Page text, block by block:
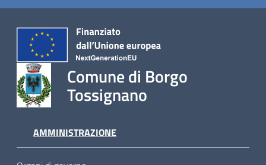
Comune di Borgo
Tossignano
AMMINISTRAZIONE